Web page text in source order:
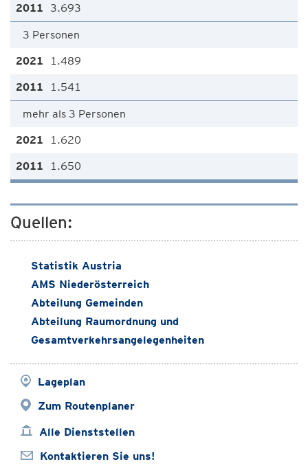
3.693
3 Personen
1.489
1.541
mehr als 3 Personen
1.620
1.650
Quellen:
Statistik Austria
AMS Niederösterreich
Abteilung Gemeinden
Abteilung Raumordnung und
Gesamtverkehrsangelegenheiten
Lageplan
Zum Routenplaner
Alle Dienststellen
Kontaktieren Sie uns!